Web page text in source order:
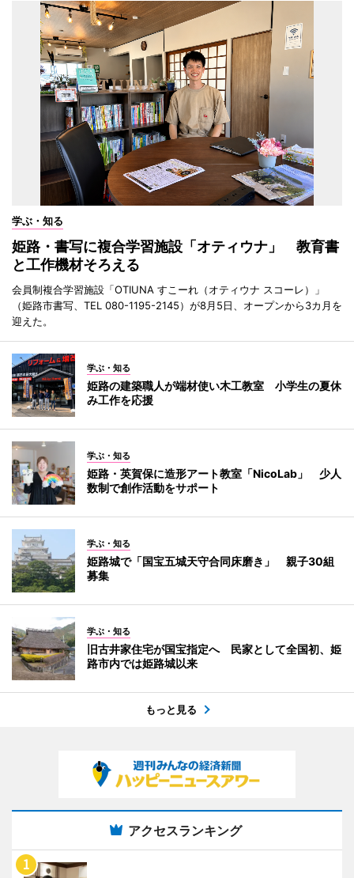
学ぶ・知る
姫路・書写に複合学習施設「オティウナ」 教育書
と工作機材そろえる
会員制複合学習施設「OTIUNA すこーれ（オティウナ スコーレ）」
（姫路市書写、TEL 080-1195-2145）が8月5日、オープンから3カ月を
迎えた。
学ぶ・知る
姫路の建築職人が端材使い木工教室 小学生の夏休
み工作を応援
学ぶ・知る
姫路・英賀保に造形アート教室「NicoLab」 少人
数制で創作活動をサポート
学ぶ・知る
姫路城で「国宝五城天守合同床磨き」 親子30組
募集
学ぶ・知る
旧古井家住宅が国宝指定へ 民家として全国初、姫
路市内では姫路城以来
もっと見る
アクセスランキング